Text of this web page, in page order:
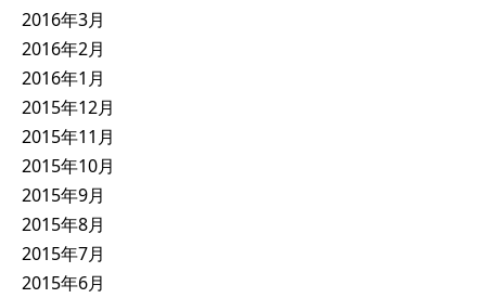
2016年3月
2016年2月
2016年1月
2015年12月
2015年11月
2015年10月
2015年9月
2015年8月
2015年7月
2015年6月